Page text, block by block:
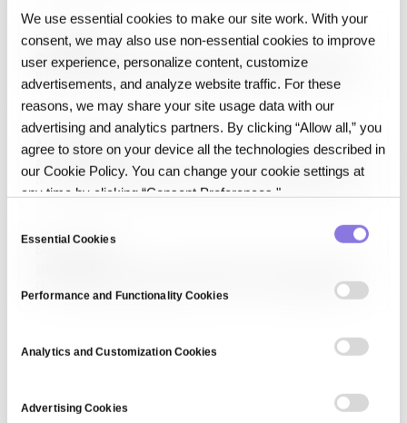
We use essential cookies to make our site work. With your
consent, we may also use non‑essential cookies to improve
user experience, personalize content, customize
advertisements, and analyze website traffic. For these
reasons, we may share your site usage data with our
advertising and analytics partners. By clicking “Allow all,” you
agree to store on your device all the technologies described in
our Cookie Policy. You can change your cookie settings at
any time by clicking “Consent Preferences."
Essential Cookies
Performance and Functionality Cookies
Analytics and Customization Cookies
Advertising Cookies
성능, 분석 유연성, 사용자 이해도를 크게 향상시킵니다.
Upsampling
업샘플링(Upsampling)은 신호·이미지의 해상도·샘플 수를 늘리는 과정
또는 머신러닝에서 소수 클래스의 샘플을 복제·생성해 클래스 균형을 맞추는
기법을 의미합니다. 신호 처리에서는 보간법으로 새 샘플을 추가하며,
ML에서는 단순 복제, SMOTE, 합성 데이터 생성을 활용합니다. 불균형
데이터셋으로 인한 모델 편향을 완화하는 중요한 전처리 단계입니다.
AI Reliability Gap
AI 신뢰성 격차(AI Reliability Gap)는 PoC나 파일럿에서는 잘 작동하던
AI 시스템이 프로덕션에서 실패하거나 일관되지 않은 결과를 내는 현상을
가리킵니다. 스키마 변경, 데이터 드리프트, 파이프라인 업데이트, 실행 환경
고정,…
Source data
데이터 파이프라인의 진실된 원천(source of truth) 역할을 합니다. 운영
시스템, IoT 센서, 외부 API, 사용자 입력 등이 소스이며, 데이터 리니지